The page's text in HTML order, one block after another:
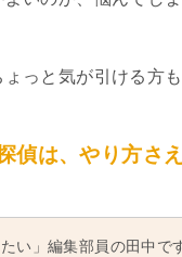
っと気が引ける方も
偵は、やり方さ
い」編集部員の田中で